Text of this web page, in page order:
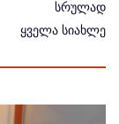
სრულად
ყველა სიახლე